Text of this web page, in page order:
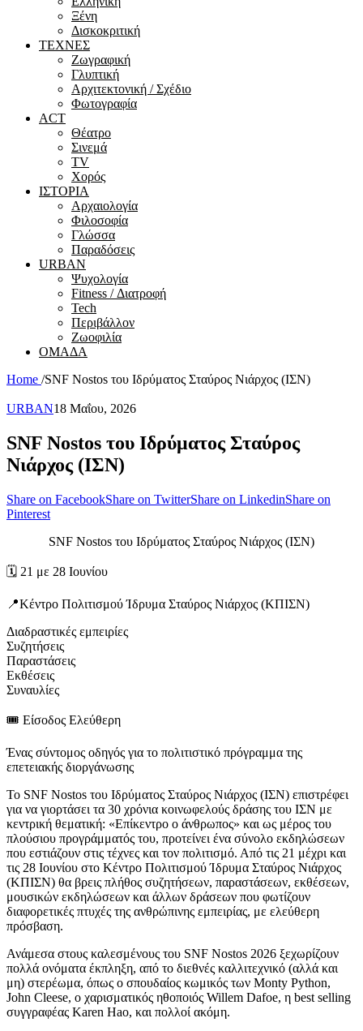
Ξένη
Δισκοκριτική
ΤΕΧΝΕΣ
Ζωγραφική
Γλυπτική
Αρχιτεκτονική / Σχέδιο
Φωτογραφία
ACT
Θέατρο
Σινεμά
ΤV
Χορός
ΙΣΤΟΡΙΑ
Αρχαιολογία
Φιλοσοφία
Γλώσσα
Παραδόσεις
URBAN
Ψυχολογία
Fitness / Διατροφή
Tech
Περιβάλλον
Ζωοφιλία
ΟΜΑΔΑ
Home /SNF Nostos του Ιδρύματος Σταύρος Νιάρχος (ΙΣΝ)
URBAN18 Μαΐου, 2026
SNF Nostos του Ιδρύματος Σταύρος
Νιάρχος (ΙΣΝ)
Share on FacebookShare on TwitterShare on LinkedinShare on
Pinterest
SNF Nostos του Ιδρύματος Σταύρος Νιάρχος (ΙΣΝ)
🗓️ 21 με 28 Ιουνίου
📍Κέντρο Πολιτισμού Ίδρυμα Σταύρος Νιάρχος (ΚΠΙΣΝ)
Διαδραστικές εμπειρίες
Συζητήσεις
Παραστάσεις
Εκθέσεις
Συναυλίες
🎟️ Είσοδος Ελεύθερη
Ένας σύντομος οδηγός για το πολιτιστικό πρόγραμμα της
επετειακής διοργάνωσης
Το SNF Nostos του Ιδρύματος Σταύρος Νιάρχος (ΙΣΝ) επιστρέφει
για να γιορτάσει τα 30 χρόνια κοινωφελούς δράσης του ΙΣΝ με
κεντρική θεματική: «Επίκεντρο ο άνθρωπος» και ως μέρος του
πλούσιου προγράμματός του, προτείνει ένα σύνολο εκδηλώσεων
που εστιάζουν στις τέχνες και τον πολιτισμό. Από τις 21 μέχρι και
τις 28 Ιουνίου στο Κέντρο Πολιτισμού Ίδρυμα Σταύρος Νιάρχος
(ΚΠΙΣΝ) θα βρεις πλήθος συζητήσεων, παραστάσεων, εκθέσεων,
μουσικών εκδηλώσεων και άλλων δράσεων που φωτίζουν
διαφορετικές πτυχές της ανθρώπινης εμπειρίας, με ελεύθερη
πρόσβαση.
Ανάμεσα στους καλεσμένους του SNF Nostos 2026 ξεχωρίζουν
πολλά ονόματα έκπληξη, από το διεθνές καλλιτεχνικό (αλλά και
μη) στερέωμα, όπως ο σπουδαίος κωμικός των Monty Python,
John Cleese, o χαρισματικός ηθοποιός Willem Dafoe, η best selling
συγγραφέας Karen Hao, και πολλοί ακόμη.